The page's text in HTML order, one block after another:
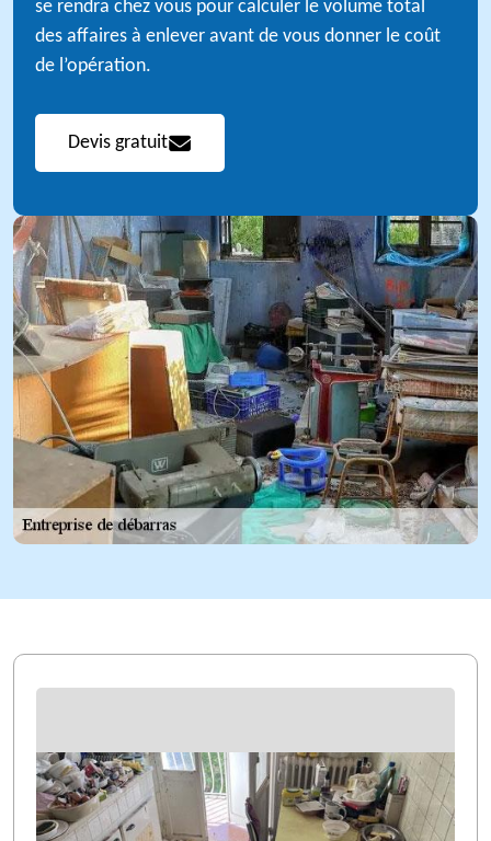
se rendra chez vous pour calculer le volume total
des affaires à enlever avant de vous donner le coût
de l’opération.
Devis gratuit